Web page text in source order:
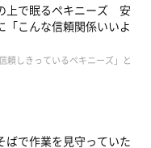
上で眠るペキニーズ 安
「こんな信頼関係いいよ
頼しきっているペキニーズ」と
ばで作業を見守っていた